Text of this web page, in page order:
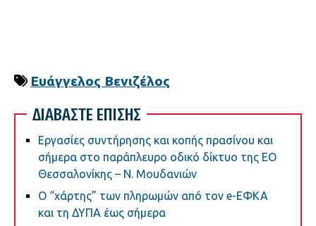
Ευάγγελος Βενιζέλος
ΔΙΑΒΑΣΤΕ ΕΠΙΣΗΣ
Εργασίες συντήρησης και κοπής πρασίνου και
σήμερα στο παράπλευρο οδικό δίκτυο της ΕΟ
Θεσσαλονίκης – Ν. Μουδανιών
Ο “χάρτης” των πληρωμών από τον e-ΕΦΚΑ
και τη ΔΥΠΑ έως σήμερα